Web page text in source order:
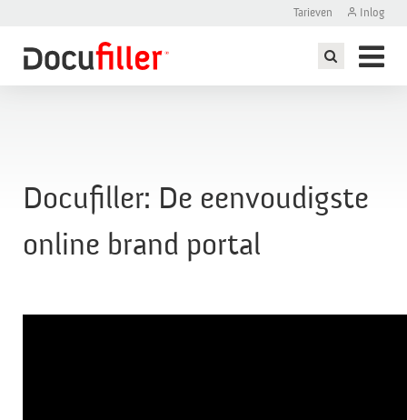
Tarieven Inlog
Docufiller: De eenvoudigste
online brand portal